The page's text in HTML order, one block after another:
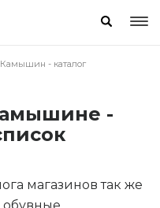
- каталог
-
магазинов так же